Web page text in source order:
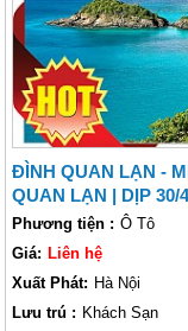
Quan Lạn với mức giá
ĐÌNH QUAN LẠN -
QUAN LẠN | DỊP 30/
Phương tiện : Ô Tô
Giá: Liên hệ
Xuất Phát: Hà Nội
Lưu trú : Khách Sạn